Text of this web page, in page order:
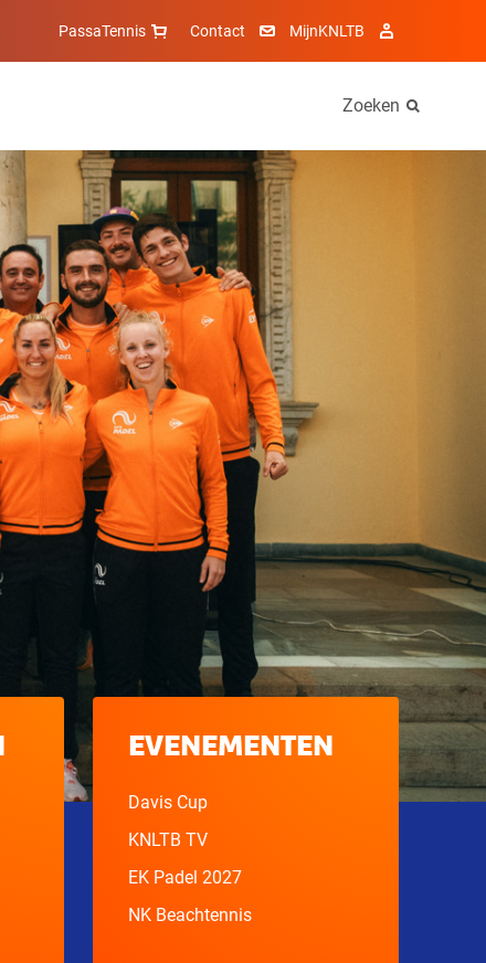
PassaTennis Contact MijnKNLTB
Zoeken
EVENEMENTEN
Davis Cup
KNLTB TV
EK Padel 2027
NK Beachtennis